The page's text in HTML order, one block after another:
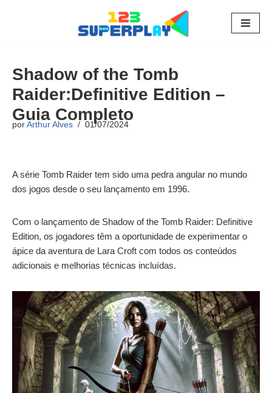
conteúdo
Shadow of the Tomb
Raider:Definitive Edition –
Guia Completo
por Arthur Alves 01/07/2024
A série Tomb Raider tem sido uma pedra angular no mundo
dos jogos desde o seu lançamento em 1996.
Com o lançamento de Shadow of the Tomb Raider: Definitive
Edition, os jogadores têm a oportunidade de experimentar o
ápice da aventura de Lara Croft com todos os conteúdos
adicionais e melhorias técnicas incluídas.